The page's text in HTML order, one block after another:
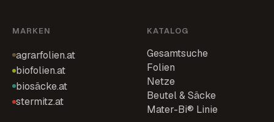
MARKEN
agrarfolien.at
biofolien.at
biosäcke.at
stermitz.at
KATALOG
Gesamtsuche
Folien
Netze
Beutel & Säcke
Mater-Bi® Linie